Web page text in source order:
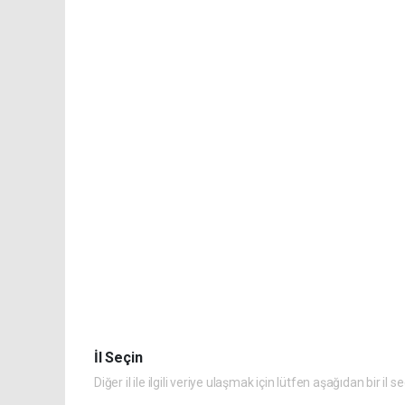
İl Seçin
Diğer il ile ilgili veriye ulaşmak için lütfen aşağıdan bir il